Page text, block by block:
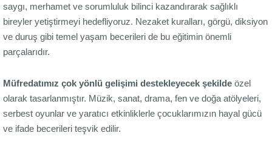
saygı, merhamet ve sorumluluk bilinci kazandırarak sağlıklı
bireyler yetiştirmeyi hedefliyoruz. Nezaket kuralları, görgü, diksiyon
ve duruş gibi temel yaşam becerileri de bu eğitimin önemli
parçalarıdır.
Müfredatımız çok yönlü gelişimi destekleyecek şekilde özel
olarak tasarlanmıştır. Müzik, sanat, drama, fen ve doğa atölyeleri,
serbest oyunlar ve yaratıcı etkinliklerle çocuklarımızın hayal gücü
ve ifade becerileri teşvik edilir.